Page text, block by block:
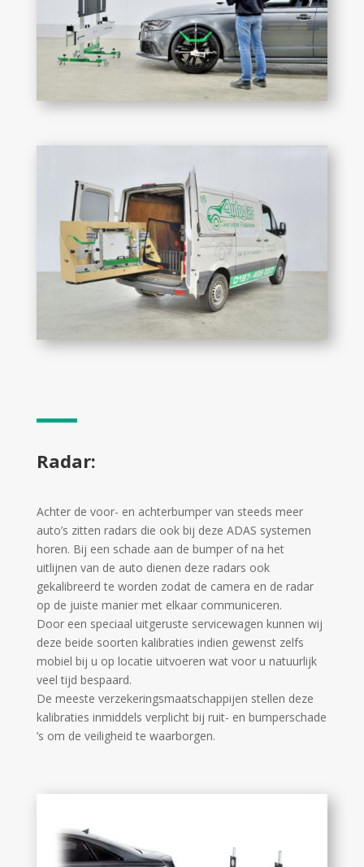
Radar:
Achter de voor- en achterbumper van steeds meer
auto’s zitten radars die ook bij deze ADAS systemen
horen. Bij een schade aan de bumper of na het
uitlijnen van de auto dienen deze radars ook
gekalibreerd te worden zodat de camera en de radar
op de juiste manier met elkaar communiceren.
Door een speciaal uitgeruste servicewagen kunnen wij
deze beide soorten kalibraties indien gewenst zelfs
mobiel bij u op locatie uitvoeren wat voor u natuurlijk
veel tijd bespaard.
De meeste verzekeringsmaatschappijen stellen deze
kalibraties inmiddels verplicht bij ruit- en bumperschade
’s om de veiligheid te waarborgen.